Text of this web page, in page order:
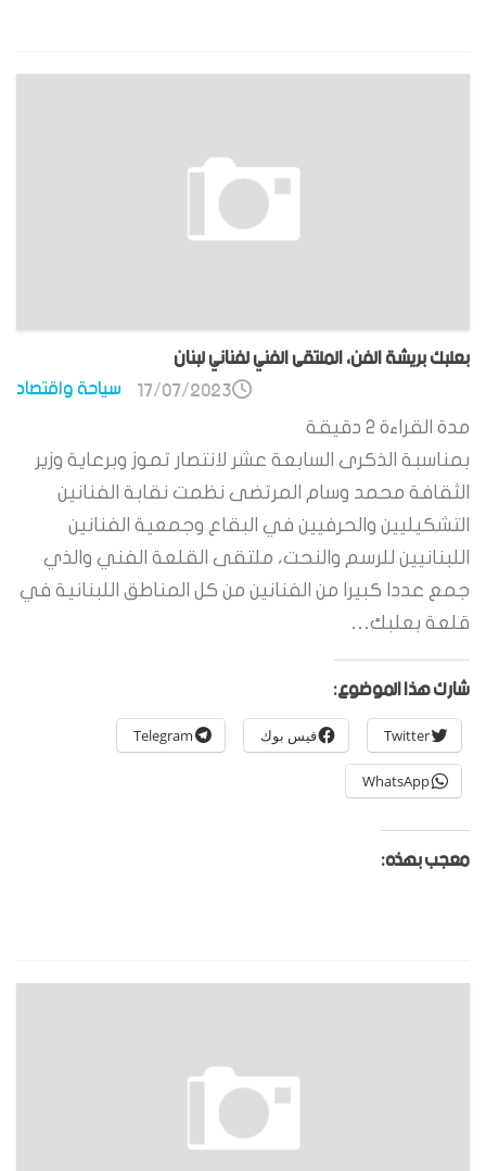
بعلبك بريشة الفن، الملتقى الفني لفناني لبنان
سياحة واقتصاد 17/07/2023
مدة القراءة 2 دقيقة
بمناسبة الذكرى السابعة عشر لانتصار تموز وبرعاية وزير
الثقافة محمد وسام المرتضى نظمت نقابة الفنانين
التشكيليين والحرفيين في البقاع وجمعية الفنانين
اللبنانيين للرسم والنحت، ملتقى القلعة الفني والذي
جمع عددا كبيرا من الفنانين من كل المناطق اللبنانية في
قلعة بعلبك…
شارك هذا الموضوع:
Twitter فيس بوك Telegram
WhatsApp
معجب بهذه: